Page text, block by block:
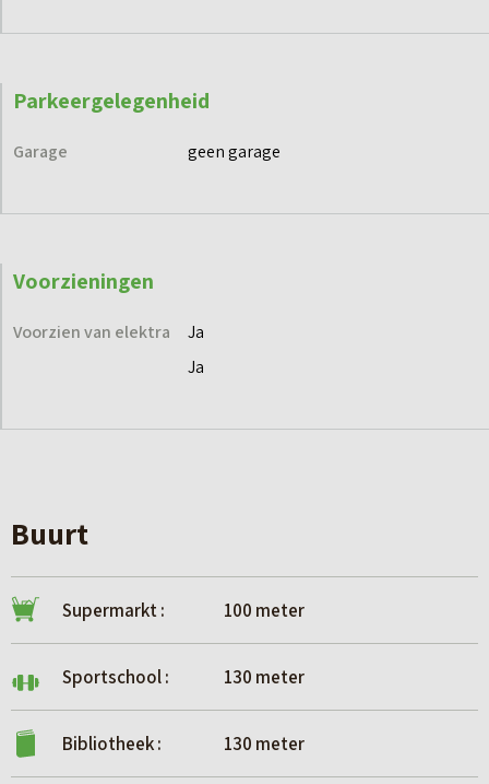
Parkeergelegenheid
Garage geen garage
Voorzieningen
Voorzien van elektra
Ja
Ja
Buurt
Supermarkt : 100 meter
Sportschool : 130 meter
Bibliotheek : 130 meter